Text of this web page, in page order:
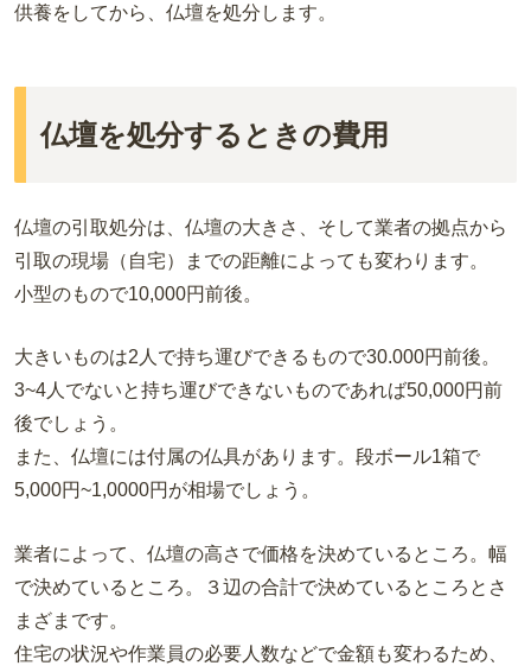
供養をしてから、仏壇を処分します。
仏壇を処分するときの費用
仏壇の引取処分は、仏壇の大きさ、そして業者の拠点から
引取の現場（自宅）までの距離によっても変わります。
小型のもので10,000円前後。
大きいものは2人で持ち運びできるもので30.000円前後。
3~4人でないと持ち運びできないものであれば50,000円前
後でしょう。
また、仏壇には付属の仏具があります。段ボール1箱で
5,000円~1,0000円が相場でしょう。
業者によって、仏壇の高さで価格を決めているところ。幅
で決めているところ。３辺の合計で決めているところとさ
まざまです。
住宅の状況や作業員の必要人数などで金額も変わるため、